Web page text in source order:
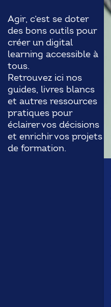
Agir, c’est se doter
des bons outils pour
créer un digital
learning accessible à
tous.
Retrouvez ici nos
guides, livres blancs
et autres ressources
pratiques pour
éclairer vos décisions
et enrichir vos projets
de formation.